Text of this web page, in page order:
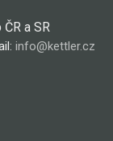
a SR
info@kettler.cz